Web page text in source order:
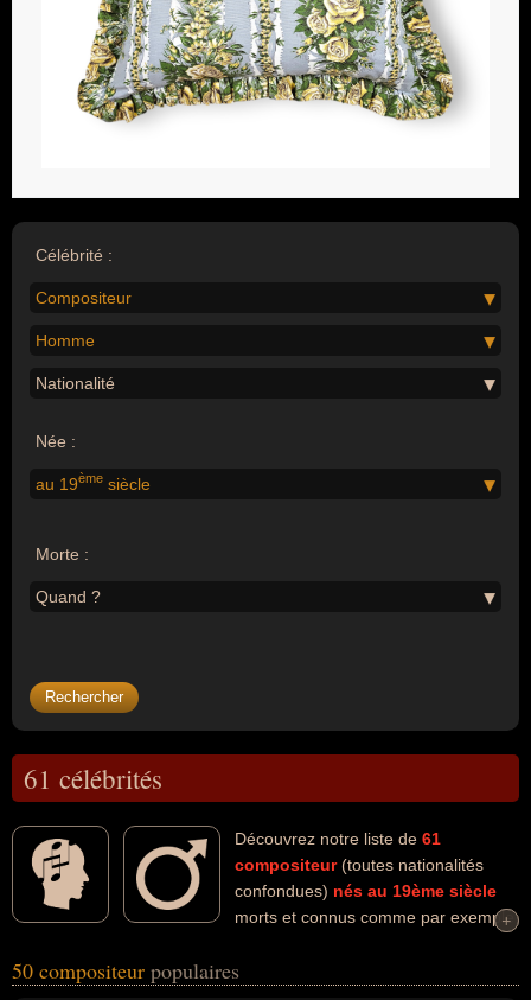
Célébrité :
Compositeur
Homme
Nationalité
Née :
au 19ème siècle
Morte :
Quand ?
61 célébrités
Découvrez notre liste de 61
compositeur(toutes nationalités
confondues) nés au 19ème siècle
morts et connus comme par exemple
Chaplin, Chopin, Sidney Bechet, Robert Schumann, Camille Saint-
+
+
50 compositeur populaires